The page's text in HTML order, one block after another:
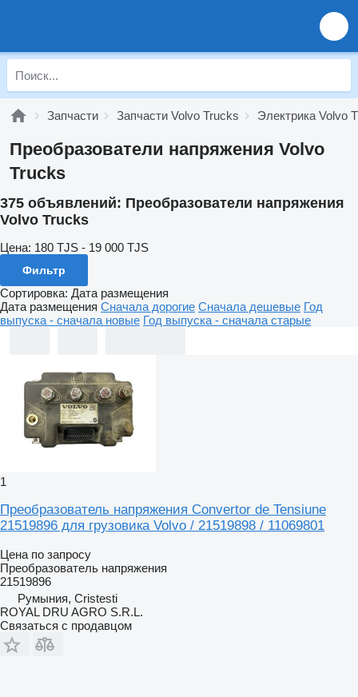
Запчасти Запчасти Volvo Trucks Электрика Volvo
Преобразователи напряжения Volvo
Trucks
375 объявлений: Преобразователи напряжения
Volvo Trucks
Цена: 180 TJS - 19 000 TJS
Фильтр
Сортировка: Дата размещения
Дата размещения Сначала дорогие Сначала дешевые Год
выпуска - сначала новые Год выпуска - сначала старые
1
Преобразователь напряжения Convertor de Tensiune
21519896 для грузовика Volvo / 21519898 / 11069801
Цена по запросу
Преобразователь напряжения
21519896
Румыния, Cristesti
ROYAL DRU AGRO S.R.L.
Связаться с продавцом